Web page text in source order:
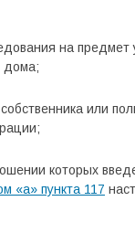
на
дома;
или
которых
«а» пункта 117